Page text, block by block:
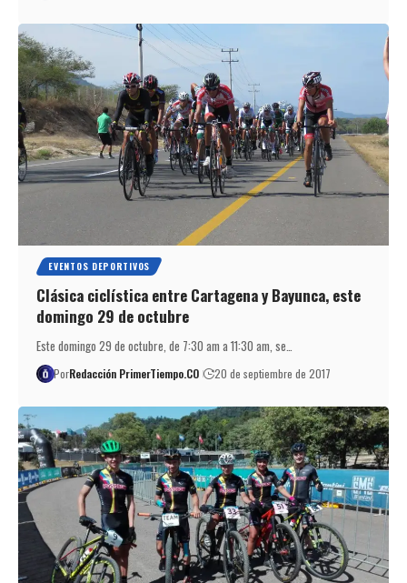
EVENTOS DEPORTIVOS
Clásica ciclística entre Cartagena y Bayunca, este
domingo 29 de octubre
Este domingo 29 de octubre, de 7:30 am a 11:30 am, se…
PorRedacción PrimerTiempo.CO 20 de septiembre de 2017